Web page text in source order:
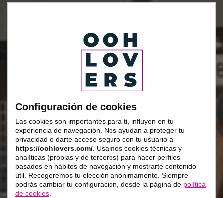
Configuración de cookies
Las cookies son importantes para ti, influyen en tu
experiencia de navegación. Nos ayudan a proteger tu
privacidad o darte acceso seguro con tu usuario a
https://oohlovers.com/. Usamos cookies técnicas y
analíticas (propias y de terceros) para hacer perfiles
basados en hábitos de navegación y mostrarte contenido
útil. Recogeremos tu elección anónimamente. Siempre
podrás cambiar tu configuración, desde la página de política
de cookies.